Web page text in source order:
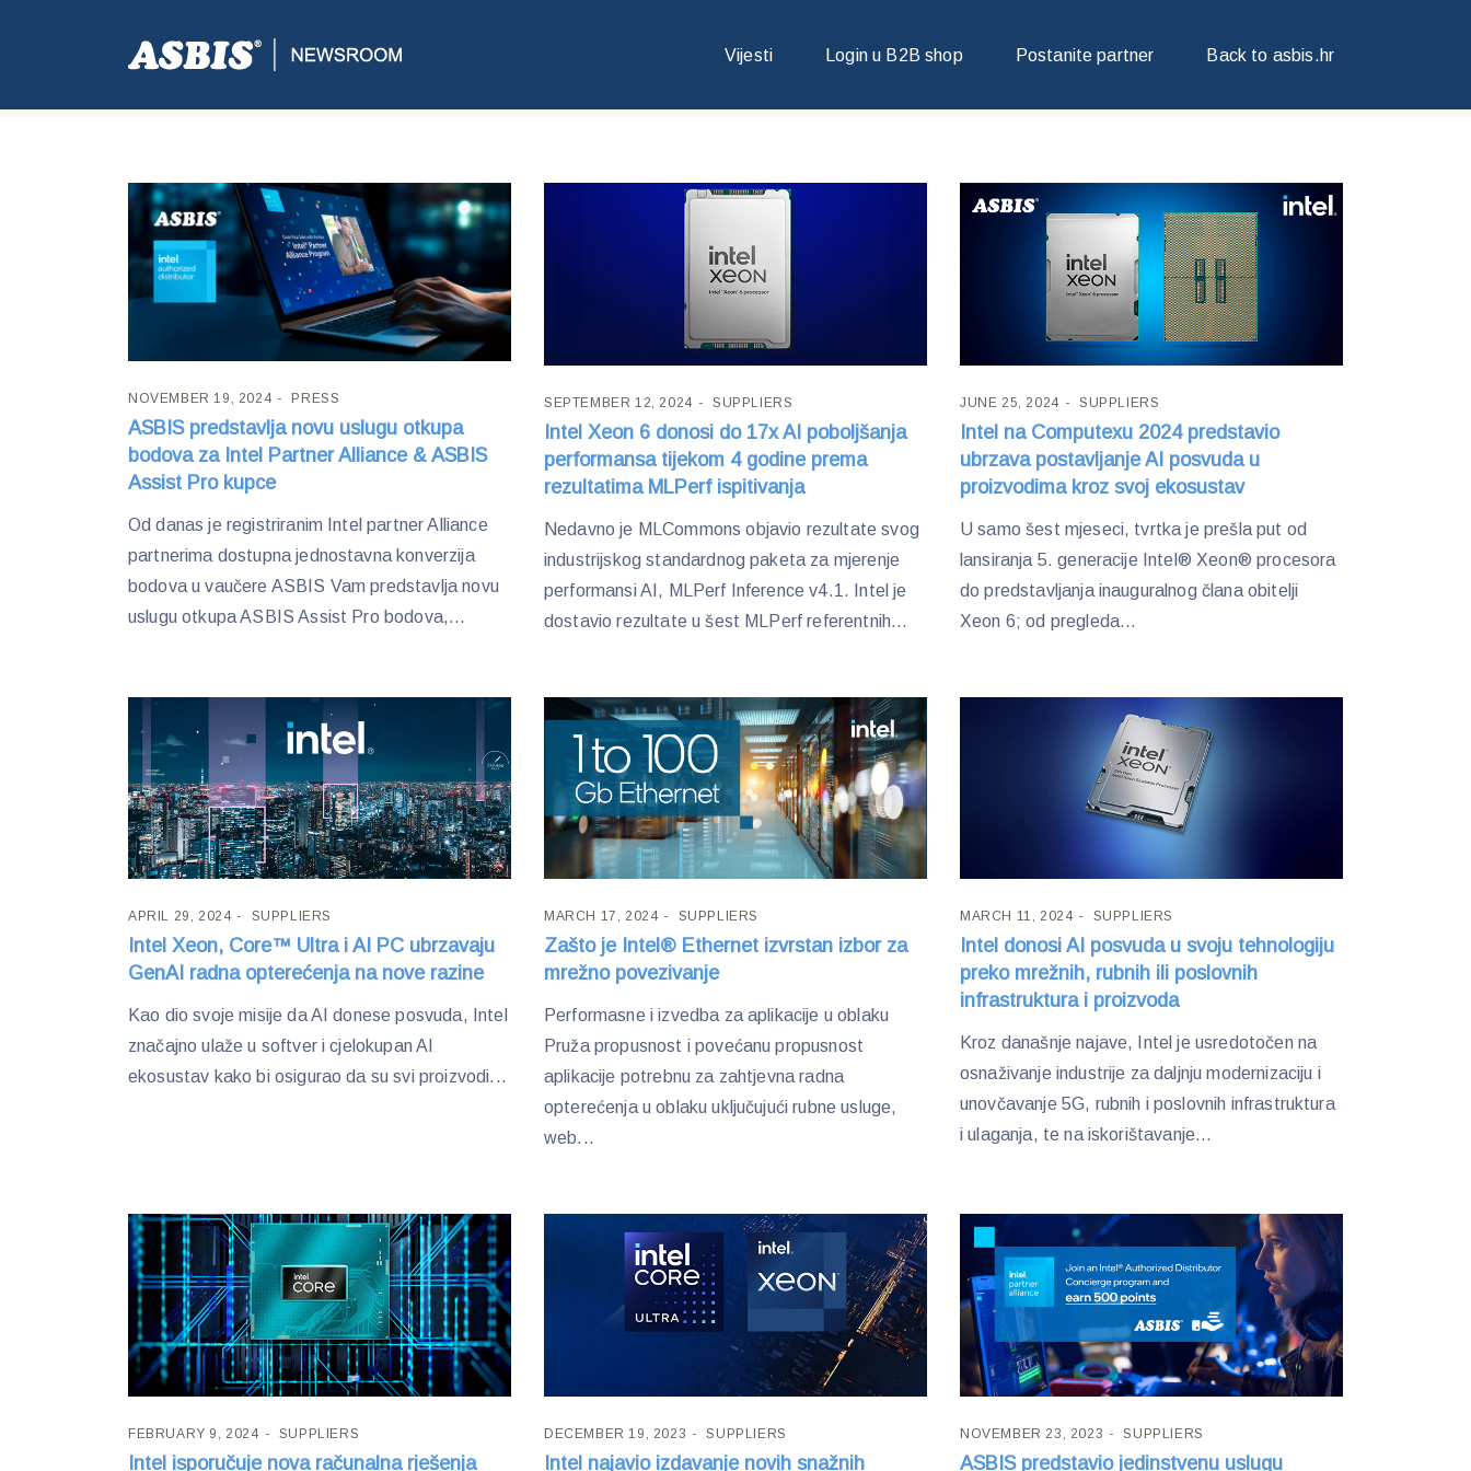
Vijesti Login u B2B shop Postanite partner Back to asbis.hr
Tag:Intel
NOVEMBER 19, 2024 PRESS
ASBIS predstavlja novu uslugu otkupa
bodova za Intel Partner Alliance & ASBIS
Assist Pro kupce
Od danas je registriranim Intel partner Alliance
partnerima dostupna jednostavna konverzija
bodova u vaučere ASBIS Vam predstavlja novu
uslugu otkupa ASBIS Assist Pro bodova,...
SEPTEMBER 12, 2024 SUPPLIERS
Intel Xeon 6 donosi do 17x AI poboljšanja
performansa tijekom 4 godine prema
rezultatima MLPerf ispitivanja
Nedavno je MLCommons objavio rezultate svog
industrijskog standardnog paketa za mjerenje
performansi AI, MLPerf Inference v4.1. Intel je
dostavio rezultate u šest MLPerf referentnih...
JUNE 25, 2024 SUPPLIERS
Intel na Computexu 2024 predstavio
ubrzava postavljanje AI posvuda u
proizvodima kroz svoj ekosustav
U samo šest mjeseci, tvrtka je prešla put od
lansiranja 5. generacije Intel® Xeon® procesora
do predstavljanja inauguralnog člana obitelji
Xeon 6; od pregleda...
APRIL 29, 2024 SUPPLIERS
Intel Xeon, Core™ Ultra i AI PC ubrzavaju
GenAI radna opterećenja na nove razine
Kao dio svoje misije da AI donese posvuda, Intel
značajno ulaže u softver i cjelokupan AI
ekosustav kako bi osigurao da su svi proizvodi...
MARCH 17, 2024 SUPPLIERS
Zašto je Intel® Ethernet izvrstan izbor za
mrežno povezivanje
Performasne i izvedba za aplikacije u oblaku
Pruža propusnost i povećanu propusnost
aplikacije potrebnu za zahtjevna radna
opterećenja u oblaku uključujući rubne usluge,
web...
MARCH 11, 2024 SUPPLIERS
Intel donosi AI posvuda u svoju tehnologiju
preko mrežnih, rubnih ili poslovnih
infrastruktura i proizvoda
Kroz današnje najave, Intel je usredotočen na
osnaživanje industrije za daljnju modernizaciju i
unovčavanje 5G, rubnih i poslovnih infrastruktura
i ulaganja, te na iskorištavanje...
FEBRUARY 9, 2024 SUPPLIERS
Intel isporučuje nova računalna rješenja
DECEMBER 19, 2023 SUPPLIERS
Intel najavio izdavanje novih snažnih
NOVEMBER 23, 2023 SUPPLIERS
ASBIS predstavio jedinstvenu uslugu